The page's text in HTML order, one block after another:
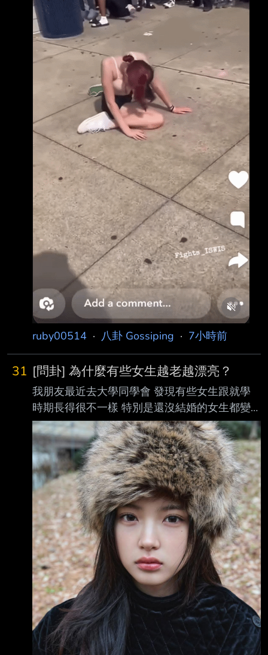
http://i.imgur.com/bWnLTqg.jpg 看到下面有人
說 女生唯一能贏的 就只有這樣幾類會怕傷到妳
的 現實中男女差距原來這麼大？ 有沒有八卦？
-- 真假 男生優勢這麼大喔.. 怎你的說法跟大家不
ruby00514 · 八卦 Gossiping · 7小時前
31 [問卦] 為什麼有些女生越老越漂亮？
我朋友最近去大學同學會 發現有些女生跟就學
時期長得很不一樣 特別是還沒結婚的女生都變
漂亮很多 想問為什麼有些女生越老越漂亮？ --